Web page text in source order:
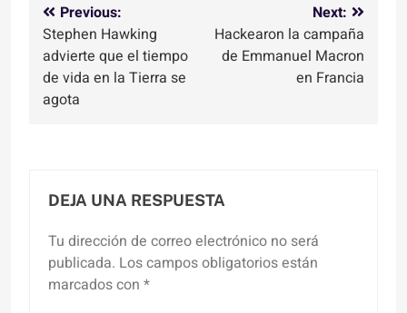
Navegación
de
entradas
Previous:
Stephen Hawking
advierte que el tiempo
de vida en la Tierra se
agota
Next:
Hackearon la campaña
de Emmanuel Macron
en Francia
DEJA UNA RESPUESTA
Tu dirección de correo electrónico no será
publicada. Los campos obligatorios están
marcados con *